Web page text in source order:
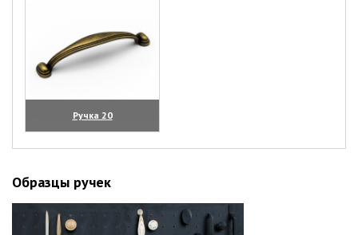
Ручка 20
(увеличить)
Образцы ручек